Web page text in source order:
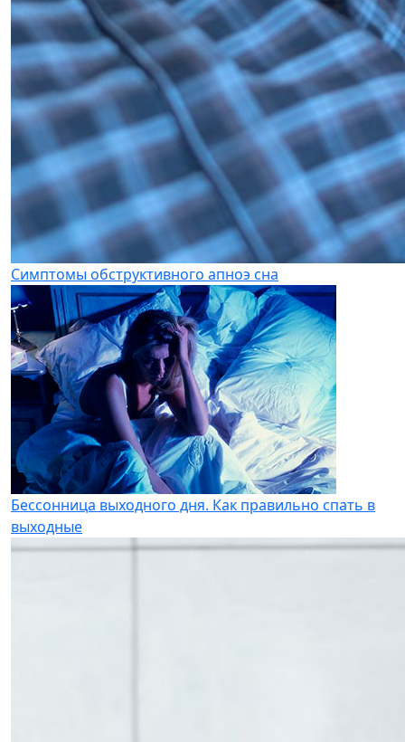
Симптомы обструктивного апноэ сна
Бессонница выходного дня. Как правильно спать в
выходные